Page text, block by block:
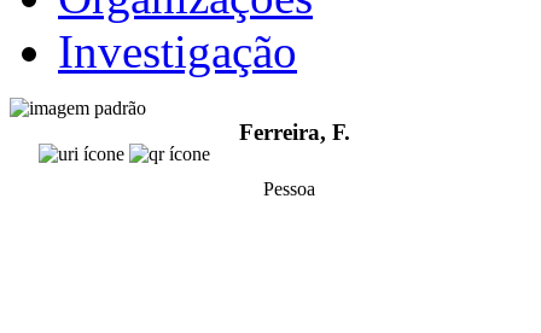
Investigação
Ferreira, F.
Pessoa